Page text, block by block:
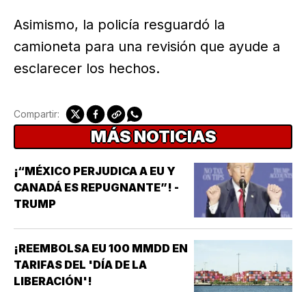
Asimismo, la policía resguardó la
camioneta para una revisión que ayude a
esclarecer los hechos.
Compartir:
MÁS NOTICIAS
¡“MÉXICO PERJUDICA A EU Y
CANADÁ ES REPUGNANTE”! -
TRUMP
¡REEMBOLSA EU 100 MMDD EN
TARIFAS DEL 'DÍA DE LA
LIBERACIÓN'!